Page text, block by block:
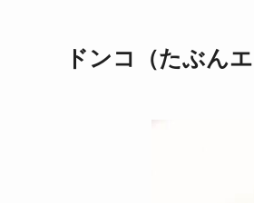
ドンコ（たぶん